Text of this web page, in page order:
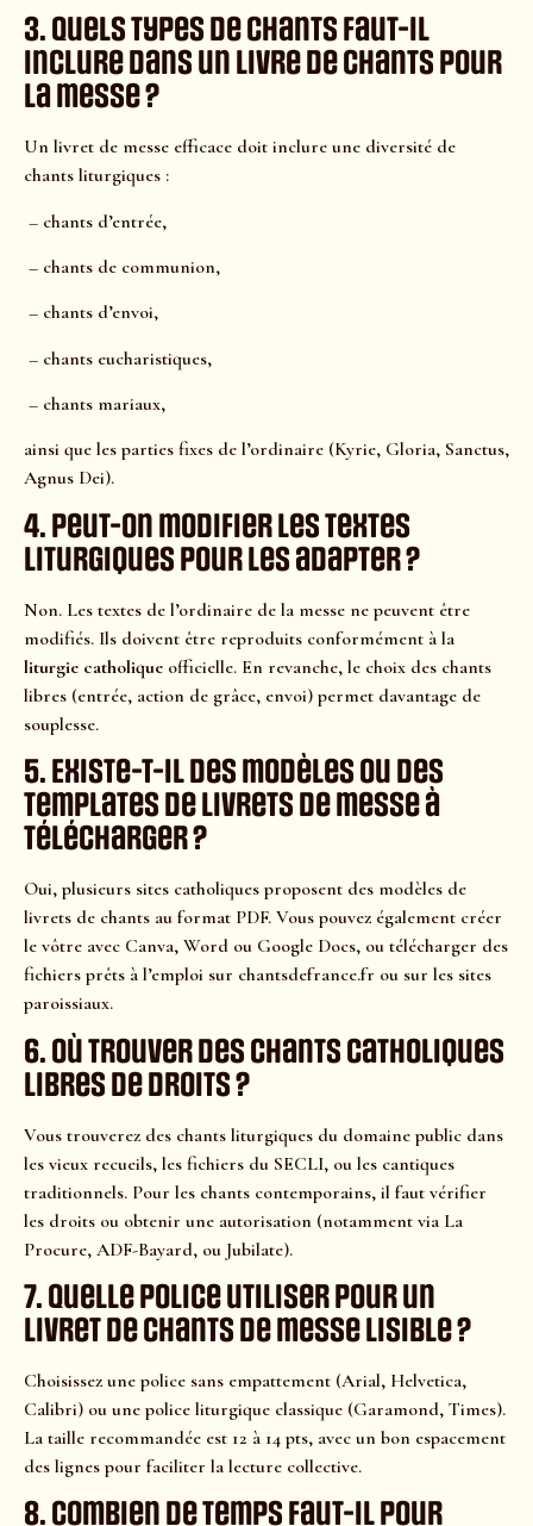
3. Quels types de chants faut-il
inclure dans un livre de chants pour
la messe ?
Un livret de messe efficace doit inclure une diversité de
chants liturgiques :
– chants d’entrée,
– chants de communion,
– chants d’envoi,
– chants eucharistiques,
– chants mariaux,
ainsi que les parties fixes de l’ordinaire (Kyrie, Gloria, Sanctus,
Agnus Dei).
4. Peut-on modifier les textes
liturgiques pour les adapter ?
Non. Les textes de l’ordinaire de la messe ne peuvent être
modifiés. Ils doivent être reproduits conformément à la
liturgie catholique officielle. En revanche, le choix des chants
libres (entrée, action de grâce, envoi) permet davantage de
souplesse.
5. Existe-t-il des modèles ou des
templates de livrets de messe à
télécharger ?
Oui, plusieurs sites catholiques proposent des modèles de
livrets de chants au format PDF. Vous pouvez également créer
le vôtre avec Canva, Word ou Google Docs, ou télécharger des
fichiers prêts à l’emploi sur chantsdefrance.fr ou sur les sites
paroissiaux.
6. Où trouver des chants catholiques
libres de droits ?
Vous trouverez des chants liturgiques du domaine public dans
les vieux recueils, les fichiers du SECLI, ou les cantiques
traditionnels. Pour les chants contemporains, il faut vérifier
les droits ou obtenir une autorisation (notamment via La
Procure, ADF-Bayard, ou Jubilate).
7. Quelle police utiliser pour un
livret de chants de messe lisible ?
Choisissez une police sans empattement (Arial, Helvetica,
Calibri) ou une police liturgique classique (Garamond, Times).
La taille recommandée est 12 à 14 pts, avec un bon espacement
des lignes pour faciliter la lecture collective.
8. Combien de temps faut-il pour